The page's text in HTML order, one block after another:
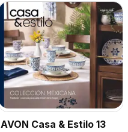
AVON Casa & Estilo 13